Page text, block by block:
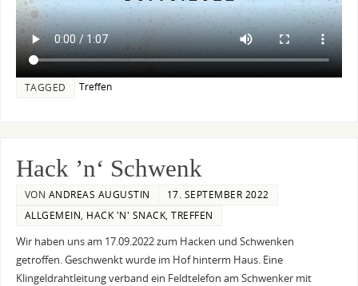
TAGGED Treffen
Hack ’n‘ Schwenk
VON ANDREAS AUGUSTIN
17. SEPTEMBER 2022
ALLGEMEIN, HACK 'N' SNACK,TREFFEN
Wir haben uns am 17.09.2022 zum Hacken und Schwenken
getroffen. Geschwenkt wurde im Hof hinterm Haus. Eine
Klingeldrahtleitung verband ein Feldtelefon am Schwenker mit